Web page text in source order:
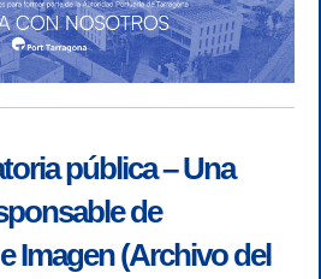
pública – Una
de
Imagen (Archivo del